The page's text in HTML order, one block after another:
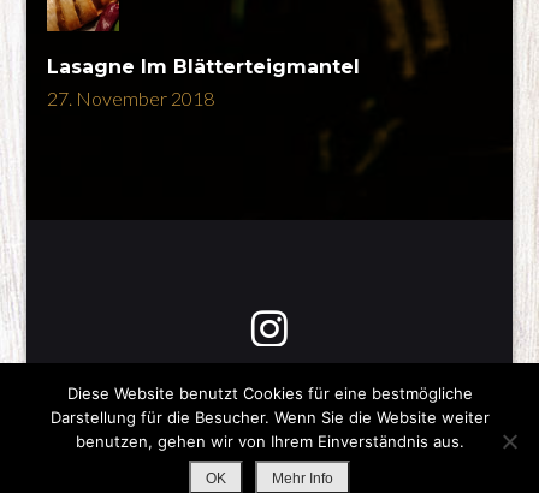
Lasagne Im Blätterteigmantel
27. November 2018
Copyright © 2026Was gibts zum Essen?-Impressum-
All Rights Reserved
Stay Tasty |Impressum / Datenschutz
Diese Website benutzt Cookies für eine bestmögliche
Darstellung für die Besucher. Wenn Sie die Website weiter
benutzen, gehen wir von Ihrem Einverständnis aus.
OK Mehr Info